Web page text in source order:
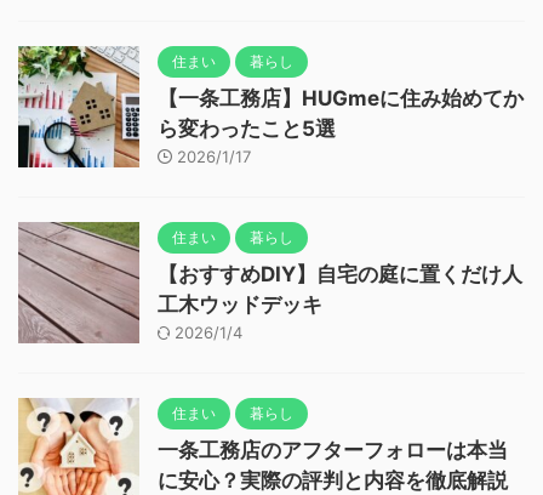
住まい 暮らし
【一条工務店】HUGmeに住み始めてか
ら変わったこと5選
2026/1/17
住まい 暮らし
【おすすめDIY】自宅の庭に置くだけ人
工木ウッドデッキ
2026/1/4
住まい 暮らし
一条工務店のアフターフォローは本当
に安心？実際の評判と内容を徹底解説